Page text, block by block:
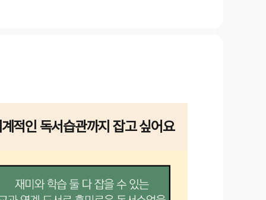
적인 독서습관까지 잡고 싶어요